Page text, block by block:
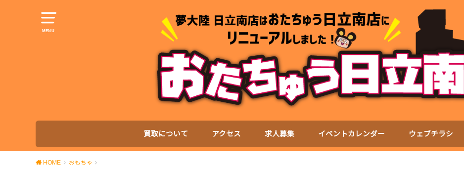
MENU
買取について アクセス 求人募集 イベントカレンダー ウェブチラシ
HOME おもちゃ